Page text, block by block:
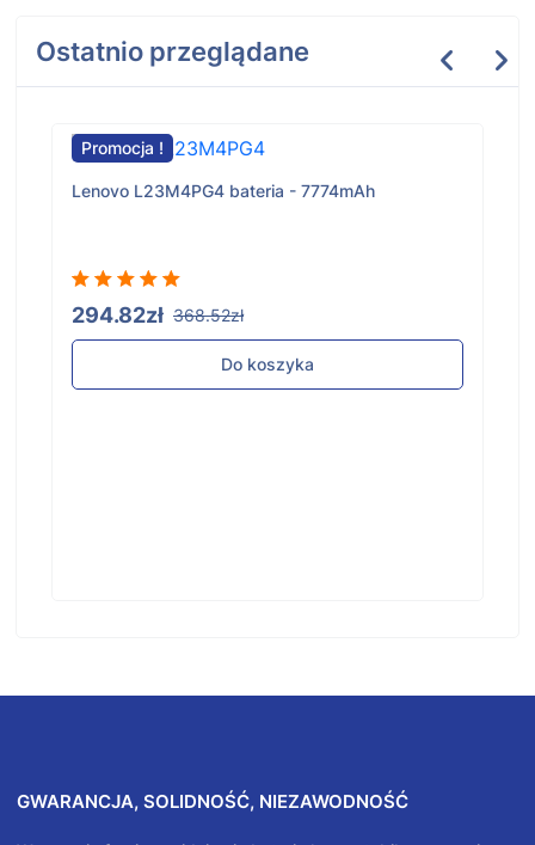
Ostatnio przeglądane
Promocja !
Lenovo L23M4PG4 bateria - 7774mAh
294.82zł 368.52zł
Do koszyka
GWARANCJA, SOLIDNOŚĆ, NIEZAWODNOŚĆ